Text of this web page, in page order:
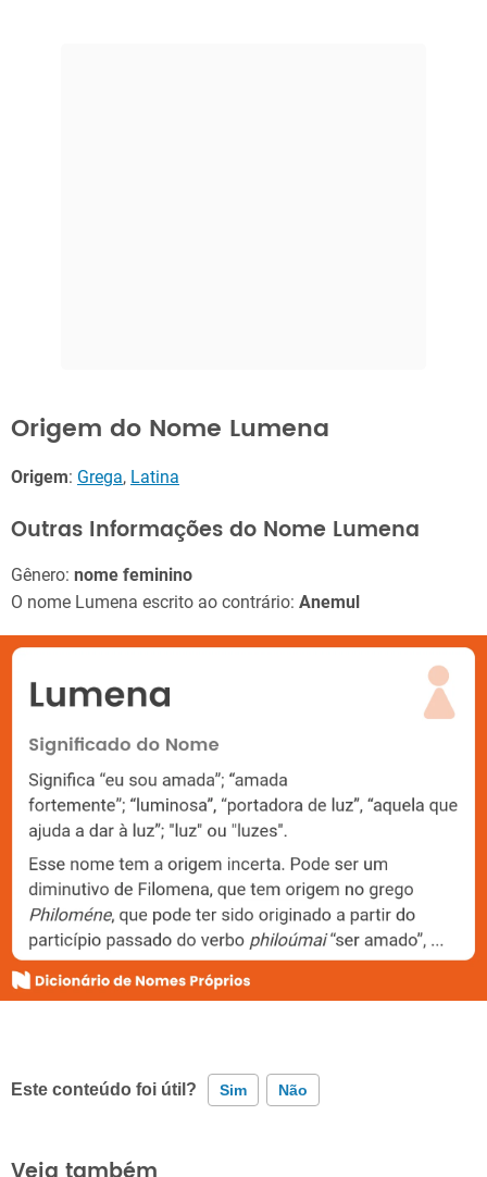
Origem do Nome Lumena
Origem: Grega, Latina
Outras Informações do Nome Lumena
Gênero: nome feminino
O nome Lumena escrito ao contrário: Anemul
Este conteúdo foi útil? Sim Não
Este conteúdo contém informação incorreta